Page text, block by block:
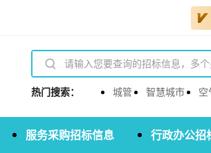
热门搜索： 城管 智慧城市
服务采购招标信息 行政办公招